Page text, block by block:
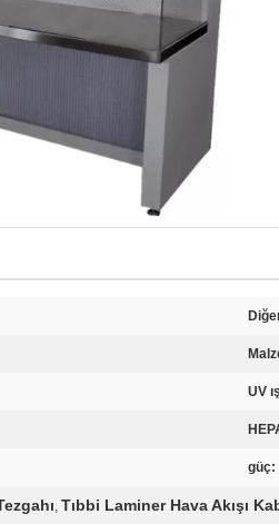
UV
güç:
, Tıbbi Laminer Hava Akışı